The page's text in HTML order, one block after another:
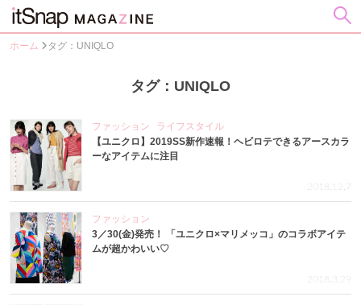
ホーム タグ：UNIQLO
タグ：UNIQLO
ファッション
ライフスタイル
【ユニクロ】2019SS新作速報！ヘビロテできるアースカラ
ーなアイテムに注目
2018.12.7
ファッション
3／30(金)発売！ 「ユニクロ×マリメッコ」のコラボアイテ
ムが超かわいい♡
2018.3.29